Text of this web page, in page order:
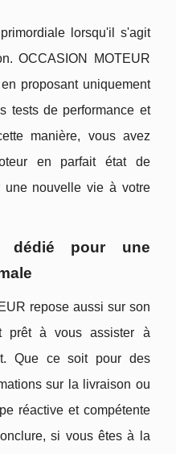
lorsqu'il s'agit
OCCASION MOTEUR
proposant uniquement
tests de performance et
manière, vous avez
en parfait état de
une nouvelle vie à votre
dédié pour une
repose aussi sur son
prêt à vous assister à
Que ce soit pour des
sur la livraison ou
réactive et compétente
si vous êtes à la